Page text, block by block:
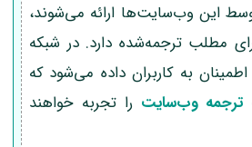
این وب‌سایت‌ها ارائه می‌شوند،
مطلب ترجمه‌شده دارد. در شبکه
به کاربران داده می‌شود که
ترجمه وب‌سایت را تجربه خواهند